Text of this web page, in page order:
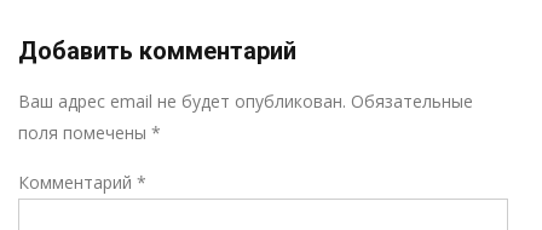
Добавить комментарий
Ваш адрес email не будет опубликован. Обязательные
поля помечены *
Комментарий *